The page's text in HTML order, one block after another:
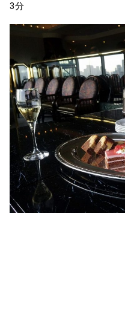
3分